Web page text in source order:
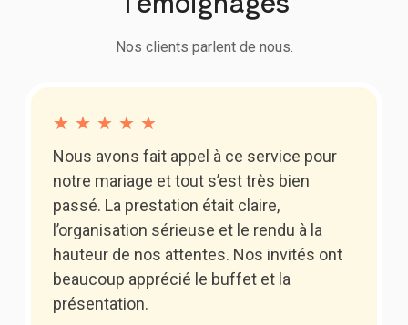
Nos clients parlent de nous.
★ ★ ★ ★ ★
Nous avons fait appel à ce service pour
notre mariage et tout s’est très bien
passé. La prestation était claire,
l’organisation sérieuse et le rendu à la
hauteur de nos attentes. Nos invités ont
beaucoup apprécié le buffet et la
présentation.